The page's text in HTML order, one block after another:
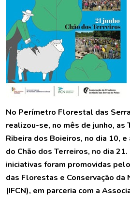
No Perímetro Florestal das
realizou-se, no mês de junho, as
Ribeira dos Boieiros, no dia 10, e
do Chão dos Terreiros, no dia 21.
iniciativas foram promovidas
das Florestas e Conservação da
(IFCN), em parceria com a